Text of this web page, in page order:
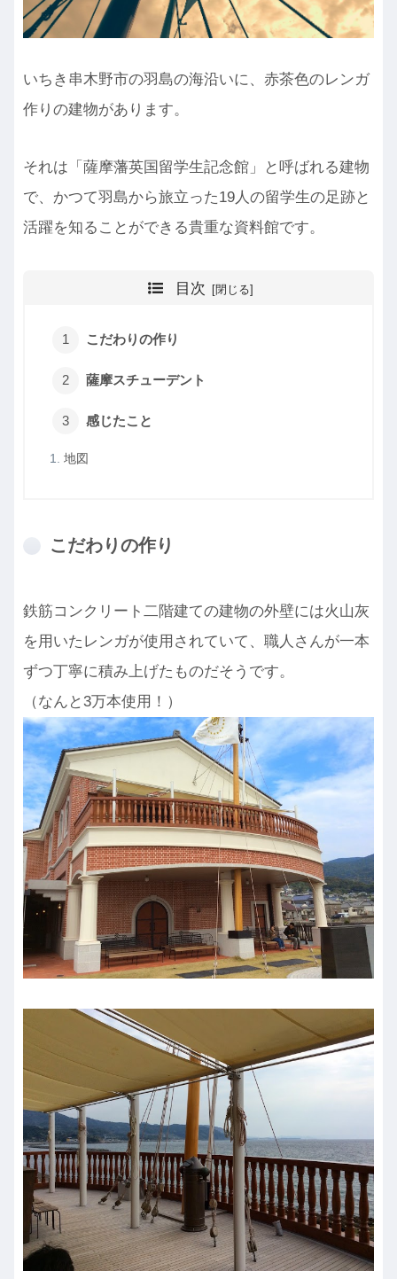
いちき串木野市の羽島の海沿いに、赤茶色のレンガ
作りの建物があります。
それは「薩摩藩英国留学生記念館」と呼ばれる建物
で、かつて羽島から旅立った19人の留学生の足跡と
活躍を知ることができる貴重な資料館です。
目次
こだわりの作り
薩摩スチューデント
感じたこと
地図
こだわりの作り
鉄筋コンクリート二階建ての建物の外壁には火山灰
を用いたレンガが使用されていて、職人さんが一本
ずつ丁寧に積み上げたものだそうです。
（なんと3万本使用！）